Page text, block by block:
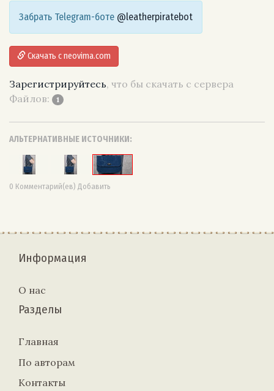
Забрать Telegram-боте @leatherpiratebot
Скачать с neovima.com
Зарегистрируйтесь, что бы скачать с сервера
Файлов:
1
АЛЬТЕРНАТИВНЫЕ ИСТОЧНИКИ:
0 Комментарий(ев) Добавить
Информация
О нас
Разделы
Главная
По авторам
Контакты